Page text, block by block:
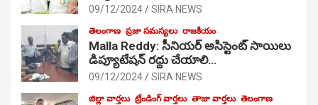
09/12/2024 SIRA NEWS
తెలంగాణ ప్రజా సమస్యలు రాజకీయం
Malla Reddy: సీనియర్ అసిస్టెంట్ సాయిలు
డిప్యూటేషన్ రద్దు చేయాలి…
09/12/2024 SIRA NEWS
జిల్లా వార్తలు ట్రేండింగ్ వార్తలు తాజా వార్తలు తెలంగాణ